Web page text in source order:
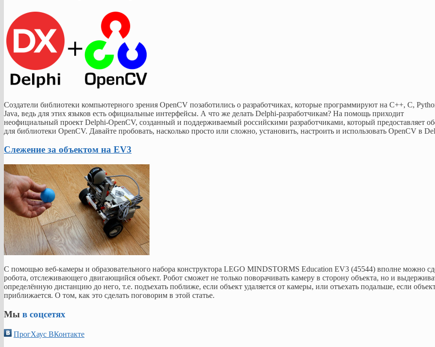
Создатели библиотеки компьютерного зрения OpenCV позаботились о разработчиках, которые программируют на C++, C,
Java, ведь для этих языков есть официальные интерфейсы. А что же делать Delphi-разработчикам? На помощь приходит
неофициальный проект Delphi-OpenCV, созданный и поддерживаемый российскими разработчиками, который предоставляет
для библиотеки OpenCV. Давайте пробовать, насколько просто или сложно, установить, настроить и использовать OpenCV в
Слежение за объектом на EV3
С помощью веб-камеры и образовательного набора конструктора LEGO MINDSTORMS Education EV3 (45544) вполне можно
робота, отслеживающего двигающийся объект. Робот сможет не только поворачивать камеру в сторону объекта, но и
определённую дистанцию до него, т.е. подъехать поближе, если объект удаляется от камеры, или отъехать подальше, если
приближается. О том, как это сделать поговорим в этой статье.
Мы в соцсетях
ПрогХаус ВКонтакте